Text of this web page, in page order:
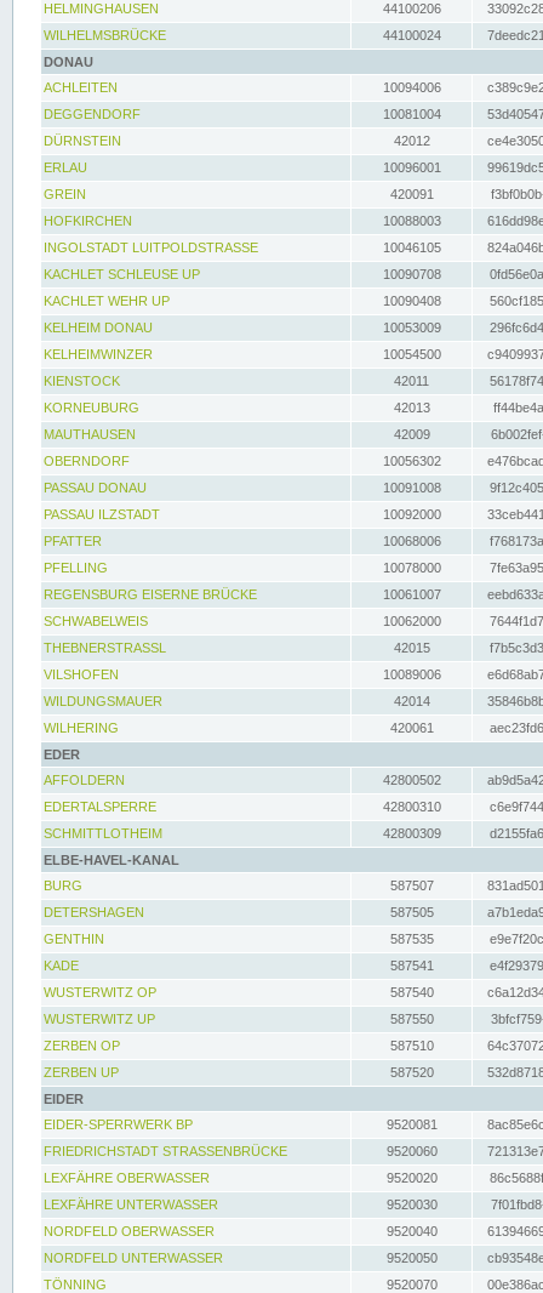
HELMINGHAUSEN
44100206
WILHELMSBRÜCKE
44100024
DONAU
ACHLEITEN
10094006
DEGGENDORF
10081004
DÜRNSTEIN
42012
ERLAU
10096001
GREIN
420091
HOFKIRCHEN
10088003
INGOLSTADT LUITPOLDSTRASSE
10046105
KACHLET SCHLEUSE UP
10090708
KACHLET WEHR UP
10090408
KELHEIM DONAU
10053009
KELHEIMWINZER
10054500
KIENSTOCK
42011
KORNEUBURG
42013
MAUTHAUSEN
42009
OBERNDORF
10056302
PASSAU DONAU
10091008
PASSAU ILZSTADT
10092000
PFATTER
10068006
PFELLING
10078000
REGENSBURG EISERNE BRÜCKE
10061007
SCHWABELWEIS
10062000
THEBNERSTRASSL
42015
VILSHOFEN
10089006
WILDUNGSMAUER
42014
WILHERING
420061
EDER
AFFOLDERN
42800502
EDERTALSPERRE
42800310
SCHMITTLOTHEIM
42800309
ELBE-HAVEL-KANAL
BURG
587507
DETERSHAGEN
587505
GENTHIN
587535
KADE
587541
WUSTERWITZ OP
587540
WUSTERWITZ UP
587550
ZERBEN OP
587510
ZERBEN UP
587520
EIDER
EIDER-SPERRWERK BP
9520081
FRIEDRICHSTADT STRASSENBRÜCKE
9520060
LEXFÄHRE OBERWASSER
9520020
LEXFÄHRE UNTERWASSER
9520030
NORDFELD OBERWASSER
9520040
NORDFELD UNTERWASSER
9520050
TÖNNING
9520070